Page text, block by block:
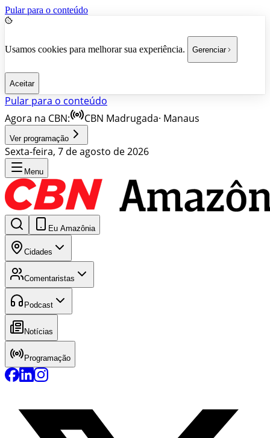
Pular para o conteúdo
Usamos cookies para melhorar sua experiência. Gerenciar
Aceitar
Pular para o conteúdo
Agora na CBN:
CBN Madrugada· Manaus
Ver programação
Sexta-feira, 7 de agosto de 2026
Menu
Eu Amazônia
Cidades
Comentaristas
Podcast
Notícias
Programação